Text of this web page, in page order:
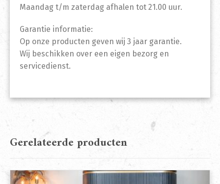
Maandag t/m zaterdag afhalen tot 21.00 uur.
Garantie informatie:
Op onze producten geven wij 3 jaar garantie.
Wij beschikken over een eigen bezorg en
servicedienst.
Gerelateerde producten